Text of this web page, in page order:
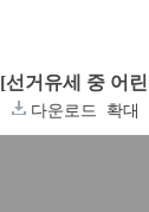
[선거유세 중 어
다운로드 확대